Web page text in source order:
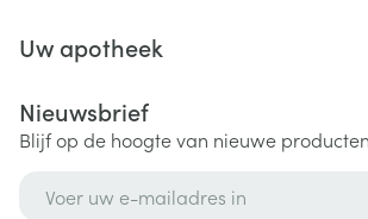
Uw apotheek
Nieuwsbrief
Blijf op de hoogte van nieuwe